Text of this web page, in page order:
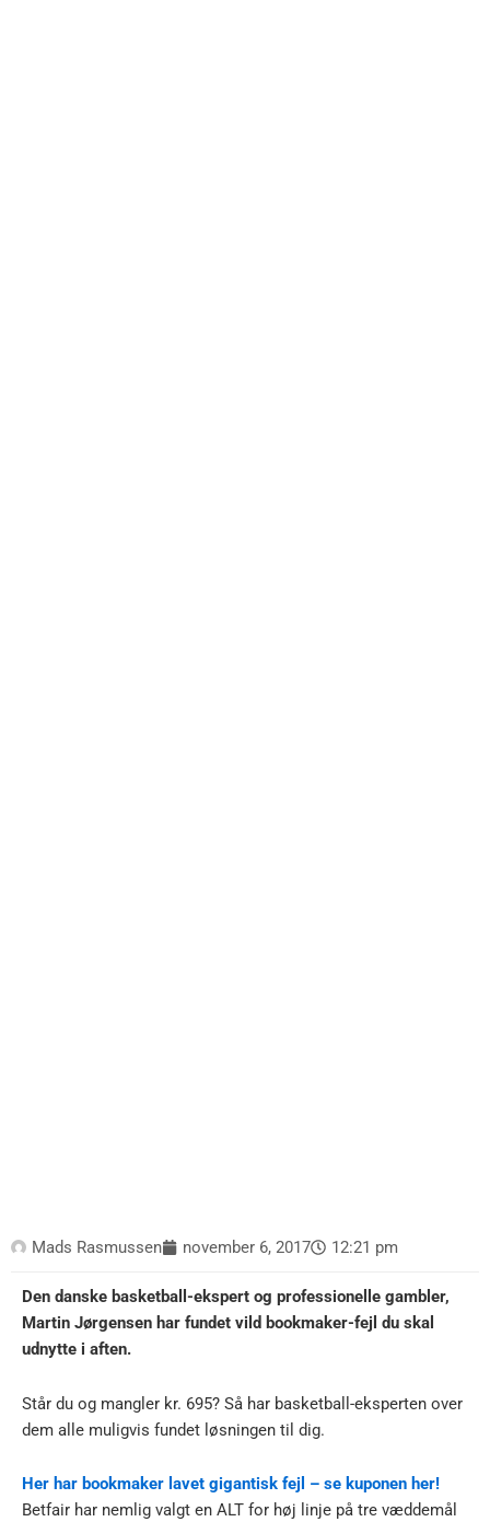
Mads Rasmussen november 6, 2017 12:21 pm
Den danske basketball-ekspert og professionelle gambler,
Martin Jørgensen har fundet vild bookmaker-fejl du skal
udnytte i aften.
Står du og mangler kr. 695? Så har basketball-eksperten over
dem alle muligvis fundet løsningen til dig.
Her har bookmaker lavet gigantisk fejl – se kuponen her!
Betfair har nemlig valgt en ALT for høj linje på tre væddemål